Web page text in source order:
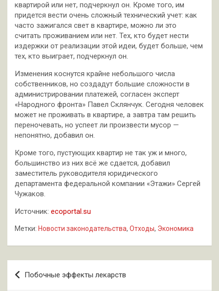
квартирой или нет, подчеркнул он. Кроме того, им
придется вести очень сложный технический учет: как
часто зажигался свет в квартире, можно ли это
считать проживанием или нет. Тех, кто будет нести
издержки от реализации этой идеи, будет больше, чем
тех, кто выиграет, подчеркнул он.
Изменения коснутся крайне небольшого числа
собственников, но создадут большие сложности в
администрировании платежей, согласен эксперт
«Народного фронта» Павел Склянчук. Сегодня человек
может не проживать в квартире, а завтра там решить
переночевать, но успеет ли произвести мусор —
непонятно, добавил он.
Кроме того, пустующих квартир не так уж и много,
большинство из них всё же сдается, добавил
заместитель руководителя юридического
департамента федеральной компании «Этажи» Сергей
Чужаков.
Источник: ecoportal.su
Метки: Новости законодательства, Отходы, Экономика
Навигация
по
Побочные эффекты лекарств